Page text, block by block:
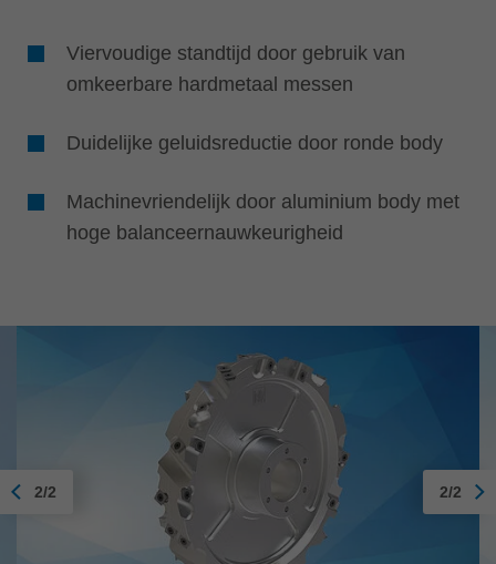
Viervoudige standtijd door gebruik van
omkeerbare hardmetaal messen
Duidelijke geluidsreductie door ronde body
Machinevriendelijk door aluminium body met
hoge balanceernauwkeurigheid
2/2 2/2